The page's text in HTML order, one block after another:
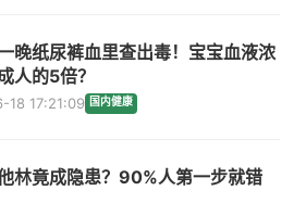
晚纸尿裤血里查出毒！宝宝血液浓
人的5倍？
18 17:21:09 国内健康
林竟成隐患？90%人第一步就错